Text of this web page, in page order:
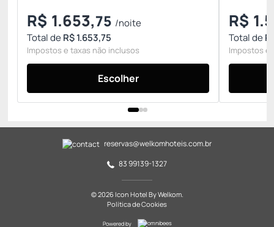
R$ 1.653,75 /noite
Total deR$ 1.653,75
Impostos e taxas não inclusos
Escolher
R$
Total de
Impostos e
reservas@welkomhoteis.com.br
83 99139-1327
© 2026 Icon Hotel By Welkom.
Política de Cookies
Powered by